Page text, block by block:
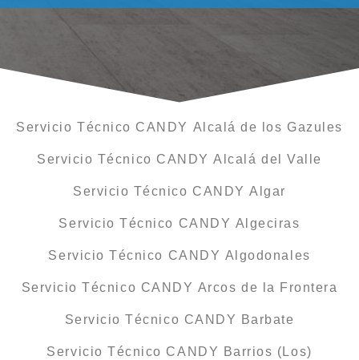
Servicio Técnico CANDY Alcalá de los Gazules
Servicio Técnico CANDY Alcalá del Valle
Servicio Técnico CANDY Algar
Servicio Técnico CANDY Algeciras
Servicio Técnico CANDY Algodonales
Servicio Técnico CANDY Arcos de la Frontera
Servicio Técnico CANDY Barbate
Servicio Técnico CANDY Barrios (Los)